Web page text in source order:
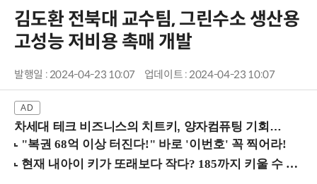
김도환 전북대 교수팀, 그린수소 생산용
고성능 저비용 촉매 개발
발행일 : 2024-04-23 10:07 업데이트 : 2024-04-23 10:07
차세대 테크 비즈니스의 치트키, 양자컴퓨팅 기회를 선점하라! (8/28 강남역)